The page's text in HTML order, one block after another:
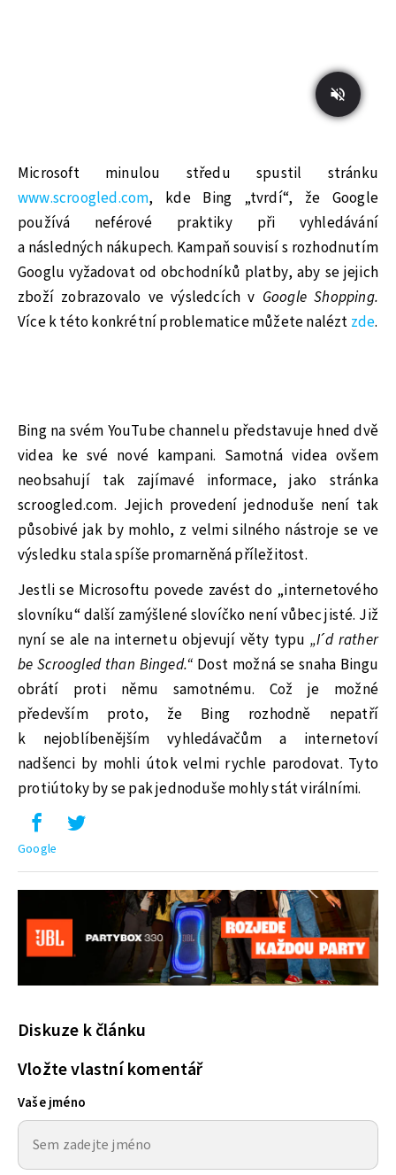
Microsoft minulou středu spustil stránku
www.scroogled.com, kde Bing „tvrdí“, že Google
používá neférové praktiky při vyhledávání
a následných nákupech. Kampaň souvisí s rozhodnutím
Googlu vyžadovat od obchodníků platby, aby se jejich
zboží zobrazovalo ve výsledcích v Google Shopping.
Více k této konkrétní problematice můžete nalézt zde.
Bing na svém YouTube channelu představuje hned dvě
videa ke své nové kampani. Samotná videa ovšem
neobsahují tak zajímavé informace, jako stránka
scroogled.com. Jejich provedení jednoduše není tak
působivé jak by mohlo, z velmi silného nástroje se ve
výsledku stala spíše promarněná příležitost.
Jestli se Microsoftu povede zavést do „internetového
slovníku“ další zamýšlené slovíčko není vůbec jisté. Již
nyní se ale na internetu objevují věty typu „I´d rather
be Scroogled than Binged.“ Dost možná se snaha Bingu
obrátí proti němu samotnému. Což je možné
především proto, že Bing rozhodně nepatří
k nejoblíbenějším vyhledávačům a internetoví
nadšenci by mohli útok velmi rychle parodovat. Tyto
protiútoky by se pak jednoduše mohly stát virálními.
Google
Diskuze k článku
Vložte vlastní komentář
Vaše jméno